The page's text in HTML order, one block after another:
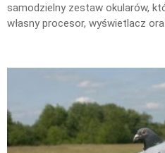
samodzielny zestaw okularów,
własny procesor, wyświetlacz